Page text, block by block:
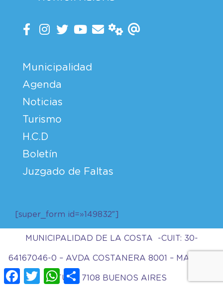
Municipalidad
Agenda
Noticias
Turismo
H.C.D
Boletín
Juzgado de Faltas
[super_form id=»149832″]
MUNICIPALIDAD DE LA COSTA -CUIT: 30-
64167046-0 – AVDA COSTANERA 8001 – MAR DEL
TUYU 7108 BUENOS AIRES
Facebook
TwitterWhatsApp